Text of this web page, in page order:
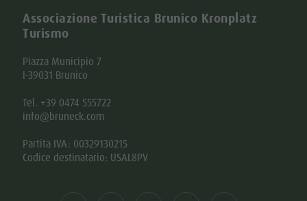
Associazione Turistica Brunico Kronplatz
Turismo
Piazza Municipio 7
I-39031 Brunico
Tel. +39 0474 555722
info@bruneck.com
Partita IVA: 00329130215
Codice destinatario: USAL8PV